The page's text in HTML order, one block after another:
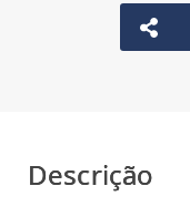
Descrição